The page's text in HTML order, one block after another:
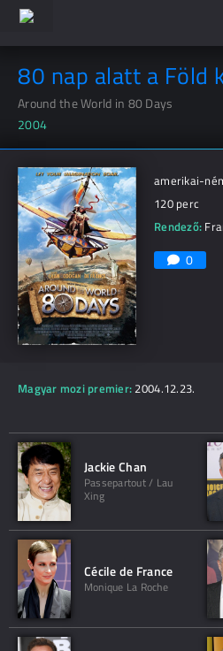
80 nap alatt a Föld
Around the World in 80 Days
2004
amerikai-
120 perc
Rendező:
0
Magyar mozi premier: 2004.12.23.
Jackie Chan
Passepartout / Lau
Xing
Cécile de France
Monique La Roche